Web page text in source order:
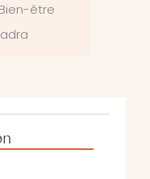
être